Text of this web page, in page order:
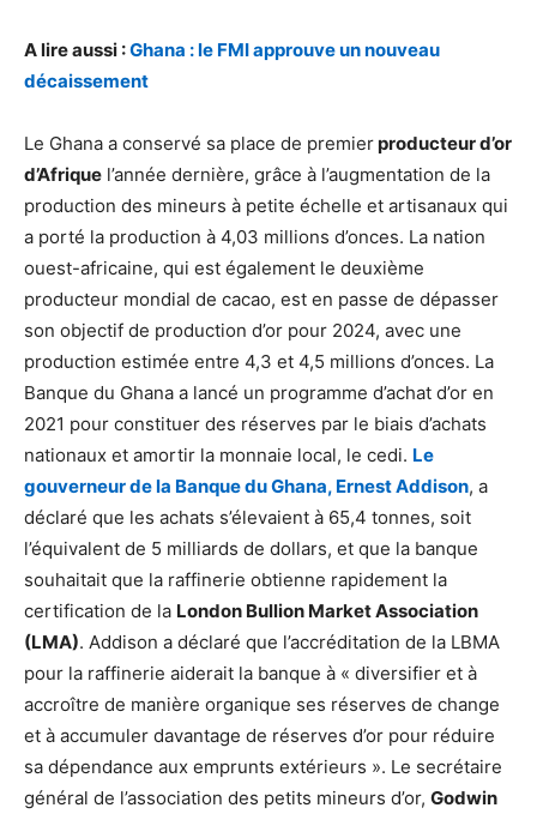
A lire aussi :Ghana : le FMI approuve un nouveau
décaissement
Le Ghana a conservé sa place de premierproducteur d’or
d’Afrique l’année dernière, grâce à l’augmentation de la
production des mineurs à petite échelle et artisanaux qui
a porté la production à 4,03 millions d’onces. La nation
ouest-africaine, qui est également le deuxième
producteur mondial de cacao, est en passe de dépasser
son objectif de production d’or pour 2024, avec une
production estimée entre 4,3 et 4,5 millions d’onces. La
Banque du Ghana a lancé un programme d’achat d’or en
2021 pour constituer des réserves par le biais d’achats
nationaux et amortir la monnaie local, le cedi. Le
gouverneur de la Banque du Ghana, Ernest Addison, a
déclaré que les achats s’élevaient à 65,4 tonnes, soit
l’équivalent de 5 milliards de dollars, et que la banque
souhaitait que la raffinerie obtienne rapidement la
certification de la London Bullion Market Association
(LMA). Addison a déclaré que l’accréditation de la LBMA
pour la raffinerie aiderait la banque à « diversifier et à
accroître de manière organique ses réserves de change
et à accumuler davantage de réserves d’or pour réduire
sa dépendance aux emprunts extérieurs ». Le secrétaire
général de l’association des petits mineurs d’or, Godwin